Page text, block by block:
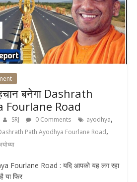
बनेगा Dashrath
Fourlane Road
SRJ 0 Comments ayodhya,
Path Ayodhya Fourlane Road,
Fourlane Road : यदि आपको यह लग रहा
या फिर